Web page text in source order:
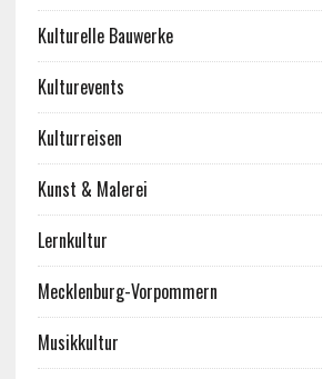
Kulturelle Bauwerke
Kulturevents
Kulturreisen
Kunst & Malerei
Lernkultur
Mecklenburg-Vorpommern
Musikkultur